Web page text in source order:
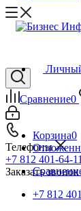
Сравнение0
Телефоны
+7 812 401-64-11
Заказать звонок
Корзина0
+7 812